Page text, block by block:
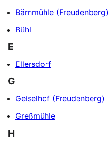
Bärnmühle (Freudenberg)
Bühl
E
Ellersdorf
G
Geiselhof (Freudenberg)
Greßmühle
H